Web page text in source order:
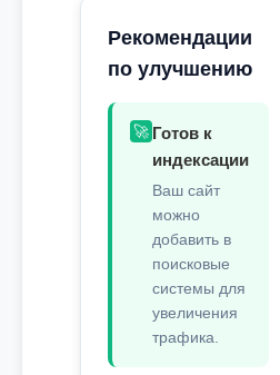
Рекомендации
по улучшению
🚀 Готов к
индексации
Ваш сайт
можно
добавить в
поисковые
системы для
увеличения
трафика.